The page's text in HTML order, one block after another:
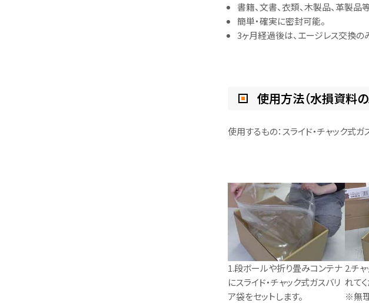
書籍、文書、衣類、木製品、革製品
簡単・確実に密封可能。
3ヶ月経過後は、エージレス交換の
使用方法（水損資料の
使用するもの：スライド・チャック
1.段ボールや折り畳みコンテナ
にスライド・チャック式ガスバリ
ア袋をセットします。
2.チ
れてく
※無